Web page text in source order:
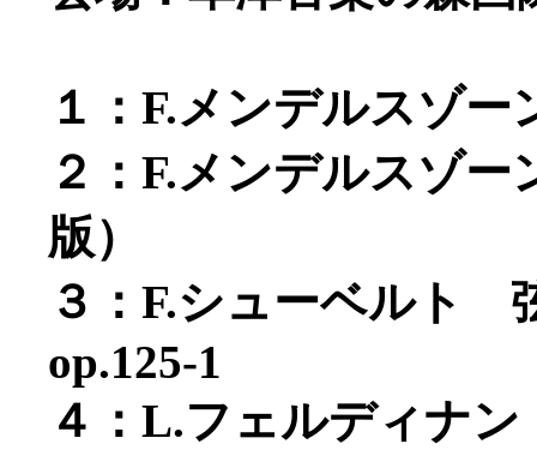
１：F.メンデルスゾ
２：F.メンデルスゾ
版）
３：F.シューベルト
op.125-1
４：L.フェルディナ